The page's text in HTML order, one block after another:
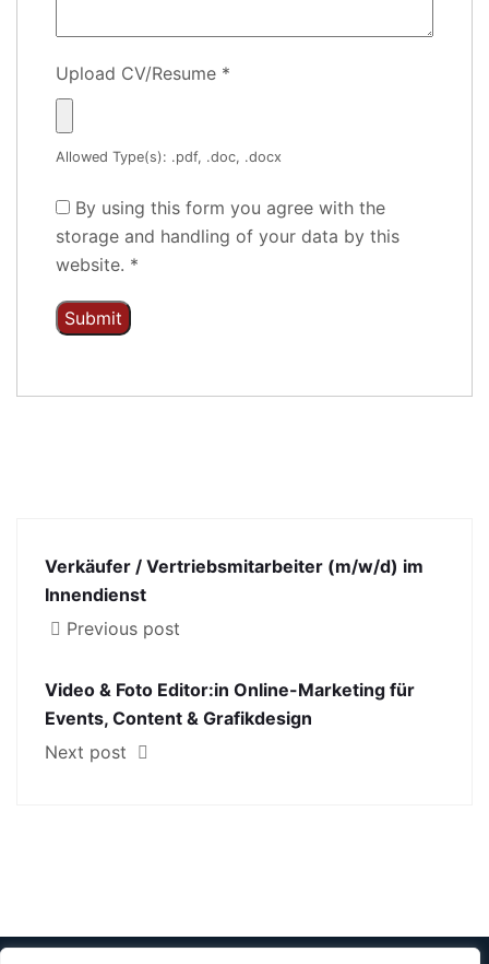
Upload CV/Resume *
Allowed Type(s): .pdf, .doc, .docx
By using this form you agree with the
storage and handling of your data by this
website. *
Verkäufer / Vertriebsmitarbeiter (m/w/d) im
Innendienst
Previous post
Video & Foto Editor:in Online-Marketing für
Events, Content & Grafikdesign
Next post